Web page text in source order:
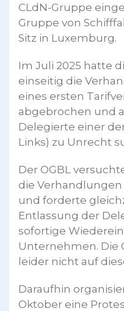
CLdN-Gruppe
Gruppe von
Sitz in Luxemburg.
Im Juli 2025 hatte
einseitig die
eines ersten
abgebrochen und
Delegierte einer
Links) zu Unrecht
Der OGBL
die
und forderte
Entlassung der
sofortige
Unternehmen. Die
leider nicht auf
Daraufhin
Oktober eine